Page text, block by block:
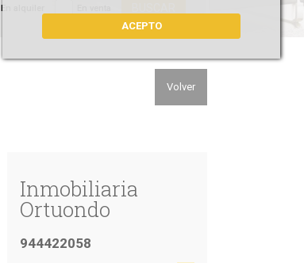
ACEPTO
En alquiler
Volver
Inmobiliaria
Ortuondo
944422058